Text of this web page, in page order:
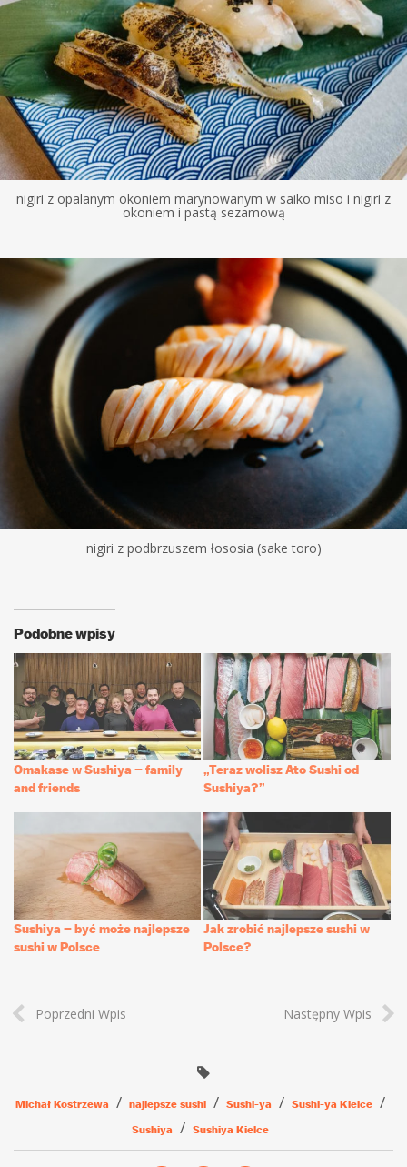
nigiri z opalanym okoniem marynowanym w saiko miso i nigiri z
okoniem i pastą sezamową
nigiri z podbrzuszem łososia (sake toro)
Podobne wpisy
Omakase w Sushiya – family
and friends
„Teraz wolisz Ato Sushi od
Sushiya?”
Sushiya – być może najlepsze
sushi w Polsce
Jak zrobić najlepsze sushi w
Polsce?
Poprzedni Wpis Następny Wpis
Michał Kostrzewa najlepsze sushi Sushi-ya
Sushi-ya Kielce
Sushiya
Sushiya Kielce